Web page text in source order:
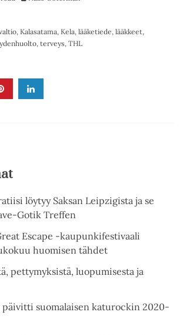
, Kalasatama, Kela, lääketiede, lääkkeet,
, terveys, THL
löytyy Saksan Leipzigista ja se
Gotik Treffen
Escape -kaupunkifestivaali
huomisen tähdet
pettymyksistä, luopumisesta ja
päivitti suomalaisen katurockin 2020-